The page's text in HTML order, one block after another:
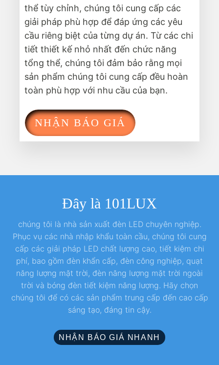
thể tùy chỉnh, chúng tôi cung cấp các
giải pháp phù hợp để đáp ứng các yêu
cầu riêng biệt của từng dự án. Từ các chi
tiết thiết kế nhỏ nhất đến chức năng
tổng thể, chúng tôi đảm bảo rằng mọi
sản phẩm chúng tôi cung cấp đều hoàn
toàn phù hợp với nhu cầu của bạn.
NHẬN BÁO GIÁ
Đây là 101LUX
chúng tôi là nhà sản xuất đèn LED chuyên nghiệp.
Phục vụ các nhà nhập khẩu toàn cầu, chúng tôi cung
cấp các giải pháp LED chất lượng cao, tiết kiệm chi
phí, bao gồm đèn khẩn cấp, đèn công nghiệp, quạt
năng lượng mặt trời, đèn năng lượng mặt trời ngoài
trời và bóng đèn tiết kiệm năng lượng. Hãy chọn
chúng tôi để có các sản phẩm trung cấp đến cao cấp
sáng tạo, đáng tin cậy.
NHẬN BÁO GIÁ NHANH